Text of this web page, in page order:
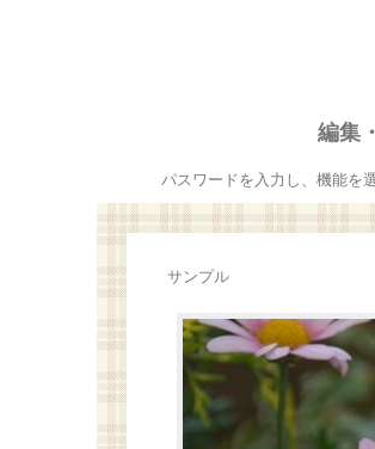
編集
パスワードを入力し、機能を
サンプル